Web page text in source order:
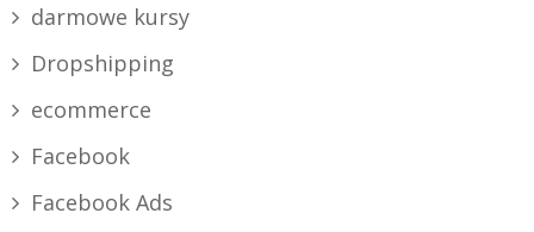
darmowe kursy
Dropshipping
ecommerce
Facebook
Facebook Ads